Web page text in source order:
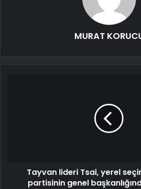
MURAT
Tayvan lideri Tsai, yerel
partisinin genel